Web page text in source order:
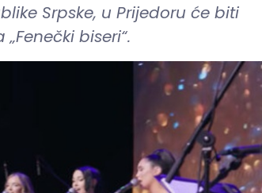
Srpske, u Prijedoru će biti
biseri“.